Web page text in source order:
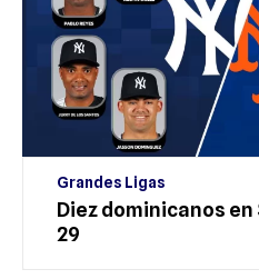
Grandes Ligas
Diez dominicanos
29